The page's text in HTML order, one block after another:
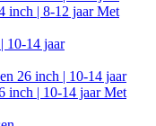
inch | 8-12 jaar Met
10-14 jaar
26 inch | 10-14 jaar
inch | 10-14 jaar Met